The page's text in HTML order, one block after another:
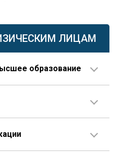
ЛИЦАМ
образование
– на руководящей